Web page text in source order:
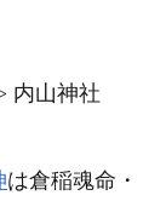
内山神社
は倉稲魂命・